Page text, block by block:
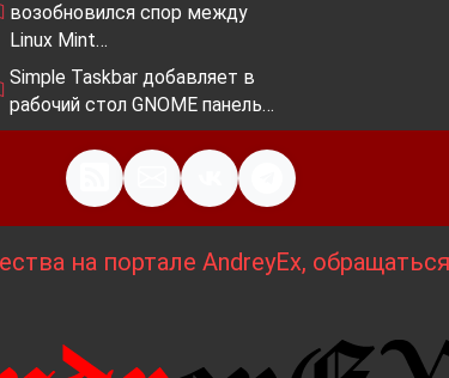
возобновился спор между
Linux Mint…
Simple Taskbar добавляет в
рабочий стол GNOME панель…
на портале AndreyEx,